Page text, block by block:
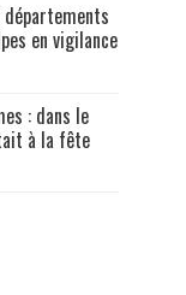
en vigilance
: dans le
à la fête